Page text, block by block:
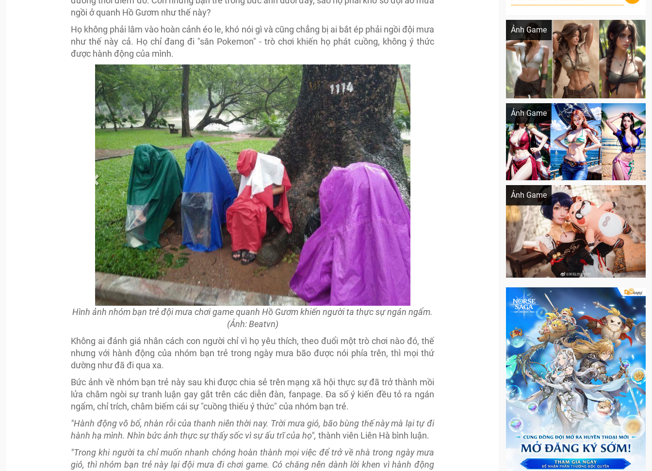
ngồi ở quanh Hồ Gươm như thế này?
Họ không phải lâm vào hoàn cảnh éo le, khó nói gì và cũng chẳng bị ai bắt ép phải ngồi đội mưa
như thế này cả. Họ chỉ đang đi "săn Pokemon" - trò chơi khiến họ phát cuồng, không ý thức
được hành động của mình.
Hình ảnh nhóm bạn trẻ đội mưa chơi game quanh Hồ Gươm khiến người ta thực sự ngán ngẩm.
(Ảnh: Beatvn)
Không ai đánh giá nhân cách con người chỉ vì họ yêu thích, theo đuổi một trò chơi nào đó, thế
nhưng với hành động của nhóm bạn trẻ trong ngày mưa bão được nói phía trên, thì mọi thứ
dường như đã đi qua xa.
Bức ảnh về nhóm bạn trẻ này sau khi được chia sẻ trên mạng xã hội thực sự đã trở thành mồi
lửa châm ngòi sự tranh luận gay gắt trên các diễn đàn, fanpage. Đa số ý kiến đều tỏ ra ngán
ngẩm, chỉ trích, châm biếm cái sự "cuồng thiếu ý thức" của nhóm bạn trẻ.
"Hành động vô bổ, nhàn rỗi của thanh niên thời nay. Trời mưa gió, bão bùng thế này mà lại tự đi
hành hạ mình. Nhìn bức ảnh thực sự thấy sốc vì sự ấu trĩ của họ", thành viên Liên Hà bình luận.
"Trong khi người ta chỉ muốn nhanh chóng hoàn thành mọi việc để trở về nhà trong ngày mưa
gió, thì nhóm bạn trẻ này lại đội mưa đi chơi game. Có chăng nên dành lời khen vì hành động
Ảnh Game
Lala Croft vừa nóng vừa xinh dưới nét vẽ
Ảnh Game
Khi AI Cosplay gái đẹp One Piece
Ảnh Game
Cosplay Xiangling siêu cute